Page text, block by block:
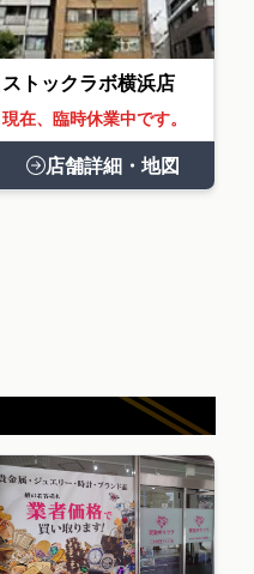
ストックラボ横浜店
現在、臨時休業中です。
店舗詳細・地図